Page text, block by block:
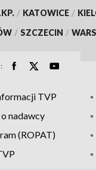
/ KATOWICE /
/ SZCZECIN /
TVP
nadawcy
(ROPAT)